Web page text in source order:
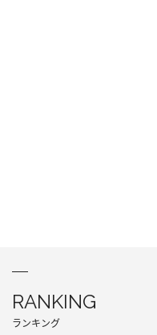
RANKING
ランキング